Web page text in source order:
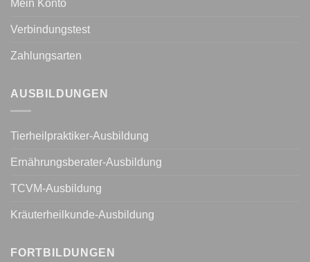
Mein Konto
Verbindungstest
Zahlungsarten
AUSBILDUNGEN
Tierheilpraktiker-Ausbildung
Ernährungsberater-Ausbildung
TCVM-Ausbildung
Kräuterheilkunde-Ausbildung
FORTBILDUNGEN